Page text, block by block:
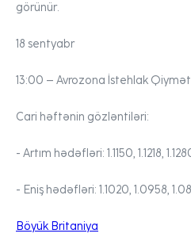
görünür.
18 sentyabr
13:00 – Avrozona İstehlak
Cari həftənin gözləntiləri:
- Artım hədəfləri: 1.1150, 1.1218,
- Eniş hədəfləri: 1.1020, 1.0958,
Böyük Britaniya